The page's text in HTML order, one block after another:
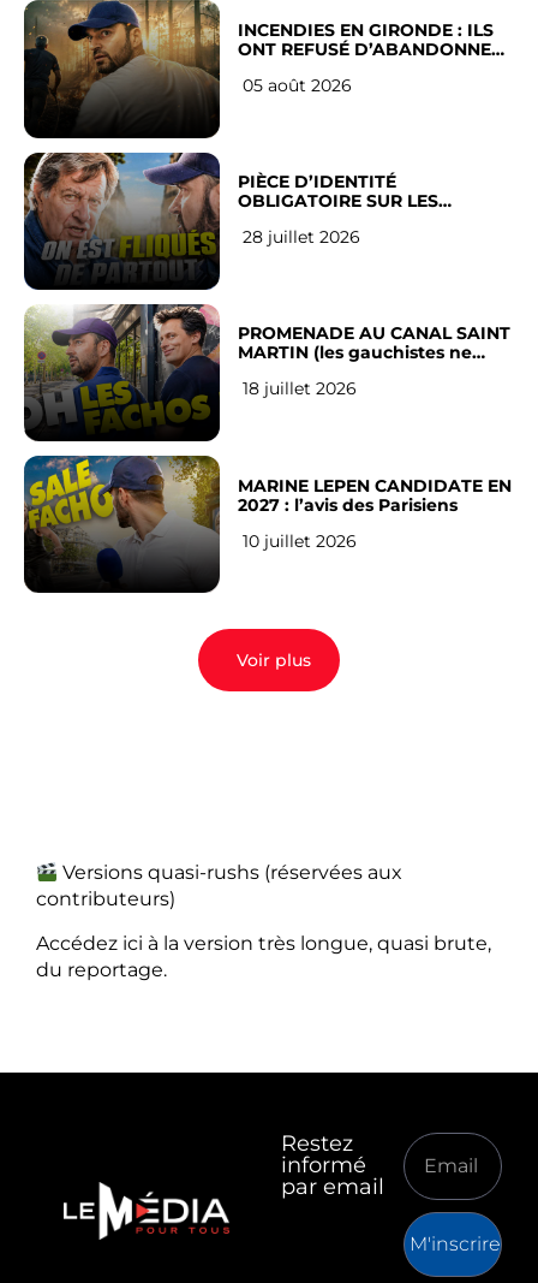
INCENDIES EN GIRONDE : ILS
ONT REFUSÉ D’ABANDONNER
05 août 2026
PIÈCE D’IDENTITÉ
OBLIGATOIRE SUR LES
Français
28 juillet 2026
PROMENADE AU CANAL SAINT
MARTIN (les gauchistes ne
18 juillet 2026
MARINE LEPEN CANDIDATE EN
2027 : l’avis des Parisiens
10 juillet 2026
Voir plus
Versions quasi-rushs (réservées aux
contributeurs)
Accédez ici à la version très longue, quasi brute,
du reportage.
Restez
informé
par email
M'inscrire